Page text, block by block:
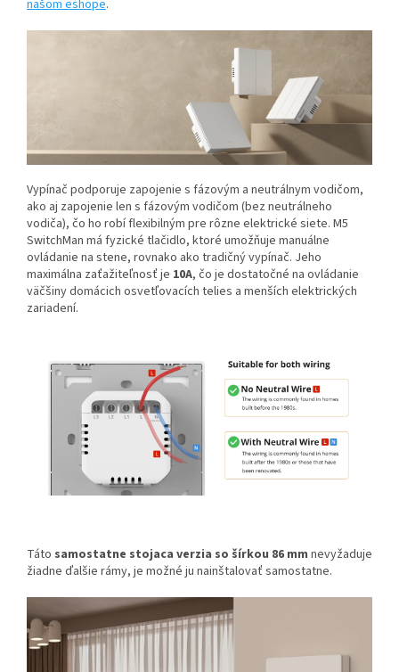
našom eshope.
Vypínač podporuje zapojenie s fázovým a neutrálnym vodičom,
ako aj zapojenie len s fázovým vodičom (bez neutrálneho
vodiča), čo ho robí flexibilným pre rôzne elektrické siete. M5
SwitchMan má fyzické tlačidlo, ktoré umožňuje manuálne
ovládanie na stene, rovnako ako tradičný vypínač. Jeho
maximálna zaťažiteľnosť je 10A, čo je dostatočné na ovládanie
väčšiny domácich osvetľovacích telies a menších elektrických
zariadení.
Táto samostatne stojaca verzia so šírkou 86 mm nevyžaduje
žiadne ďalšie rámy, je možné ju nainštalovať samostatne.